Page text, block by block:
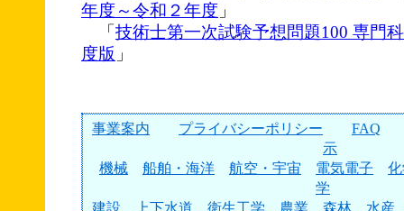
年度～令和２年度 」
「 技術士第一次試験予想問題100 専門
度版 」
事業案内 プライバシーポリシー
FAQ
示
機械
船舶・海洋 航空・宇宙 電気電子
学